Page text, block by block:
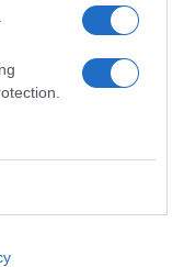
ΔΕΙΤΕ ΤΗΝ
Κίνηση